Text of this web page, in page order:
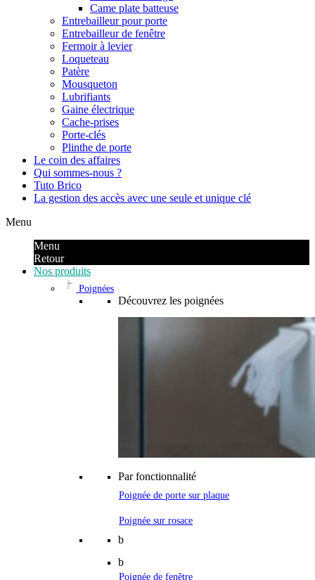
Came plate batteuse
Entrebailleur pour porte
Entrebailleur de fenêtre
Fermoir à levier
Loqueteau
Patère
Mousqueton
Lubrifiants
Gaine électrique
Cache-prises
Porte-clés
Plinthe de porte
Le coin des affaires
Qui sommes-nous ?
Tuto Brico
La gestion des accès avec une seule et unique clé
Menu
Menu
Retour
Nos produits
Poignées
Découvrez les poignées
Par fonctionnalité
Poignée de porte sur plaque
Poignée sur rosace
b
b
Poignée de fenêtre